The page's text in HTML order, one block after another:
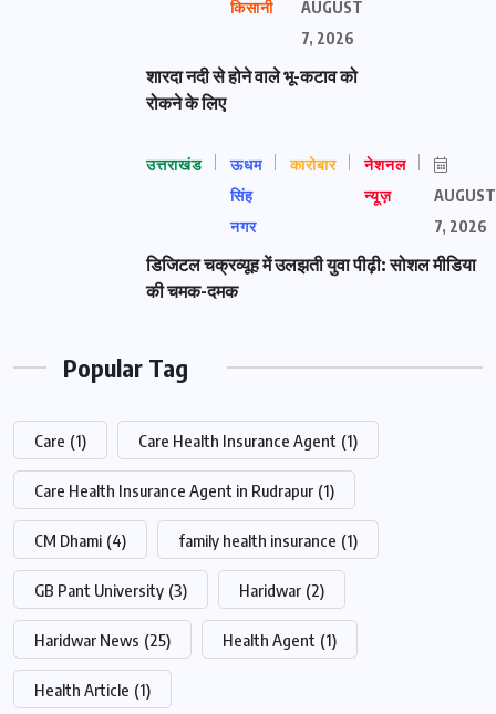
किसानी
AUGUST
7, 2026
शारदा नदी से होने वाले भू-कटाव को
रोकने के लिए
उत्तराखंड
ऊधम
सिंह
नगर
कारोबार
नेशनल
न्यूज़
AUGUST
7, 2026
डिजिटल चक्रव्यूह में उलझती युवा पीढ़ी: सोशल मीडिया
की चमक-दमक
Popular Tag
Care (1) Care Health Insurance Agent (1)
Care Health Insurance Agent in Rudrapur (1)
CM Dhami (4) family health insurance (1)
GB Pant University (3) Haridwar (2)
Haridwar News (25) Health Agent (1)
Health Article (1)